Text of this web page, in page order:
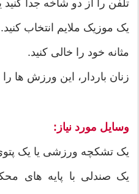
تلفن را از دو شاخه جدا کنید
یک موزیک ملایم انتخاب کنید.
مثانه خود را خالی کنید.
زنان باردار، این ورزش ها را
وسایل مورد نیاز:
یک تشکچه ورزشی یا یک
یک صندلی با پایه های